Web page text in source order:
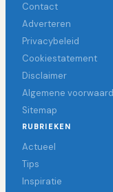
Contact
Adverteren
Privacybeleid
Cookiestatement
Disclaimer
Algemene
Sitemap
RUBRIEKEN
Actueel
Tips
Inspiratie